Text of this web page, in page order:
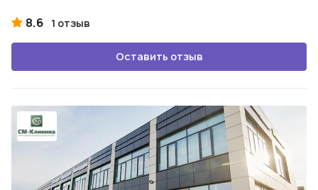
8.6 1 отзыв
Оставить отзыв